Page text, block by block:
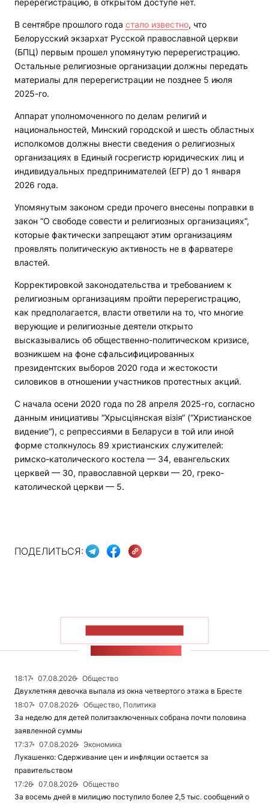
В сентябре прошлого года стало известно, что
Белорусский экзархат Русской православной церкви
(БПЦ) первым прошел упомянутую перерегистрацию.
Остальные религиозные организации должны передать
материалы для перерегистрации не позднее 5 июля
2025-го.
Аппарат уполномоченного по делам религий и
национальностей, Минский городской и шесть областных
исполкомов должны внести сведения о религиозных
организациях в Единый госрегистр юридических лиц и
индивидуальных предпринимателей (ЕГР) до 1 января
2026 года.
Упомянутым законом среди прочего внесены поправки в
закон “О свободе совести и религиозных организациях“,
которые фактически запрещают этим организациям
проявлять политическую активность не в фарватере
властей.
Корректировкой законодательства и требованием к
религиозным организациям пройти перерегистрацию,
как предполагается, власти ответили на то, что многие
верующие и религиозные деятели открыто
высказывались об общественно-политическом кризисе,
возникшем на фоне сфальсифицированных
президентских выборов 2020 года и жестокости
силовиков в отношении участников протестных акций.
С начала осени 2020 года по 28 апреля 2025-го, согласно
данным инициативы “Хрысціянская візія“ (“Христианское
видение“), с репрессиями в Беларуси в той или иной
форме столкнулось 89 христианских служителей:
римско-католического костела — 34, евангельских
церквей — 30, православной церкви — 20, греко-
католической церкви — 5.
ПОДЕЛИТЬСЯ:
18:17 07.08.2026
Общество
Двухлетняя девочка выпала из окна четвертого этажа в Бресте
18:07
07.08.2026
Общество, Политика
За неделю для детей политзаключенных собрана почти половина
заявленной суммы
17:37
07.08.2026
Экономика
Лукашенко: Сдерживание цен и инфляции остается за
правительством
17:26
07.08.2026
Общество
За восемь дней в милицию поступило более 2,5 тыс. сообщений о